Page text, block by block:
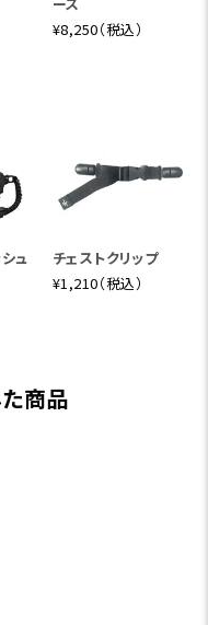
¥8,250（税込）
ュ
チェストクリップ
¥1,210（税込）
商品